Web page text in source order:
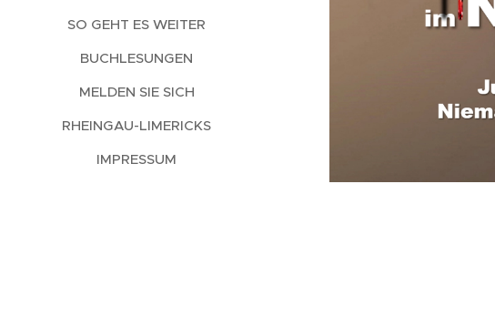
SO GEHT ES WEITER
BUCHLESUNGEN
MELDEN SIE SICH
RHEINGAU-LIMERICKS
IMPRESSUM